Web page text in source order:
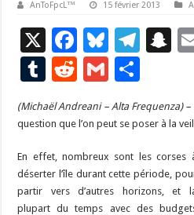
AnToFpcL™ 15 février 2013
X
F
ac
e
b
o
k
Bl
u
es
ky
T
gr
m
S
p
h
at
T
u
m
bl
r
R
e
d
di
t
G
m
ai ta
g
er
(Michaël Andreani – Alta Frequenza) –
question que l’on peut se poser à la
En effet, nombreux sont les corses
déserter l’île durant cette période,
partir vers d’autres horizons, et
plupart du temps avec des